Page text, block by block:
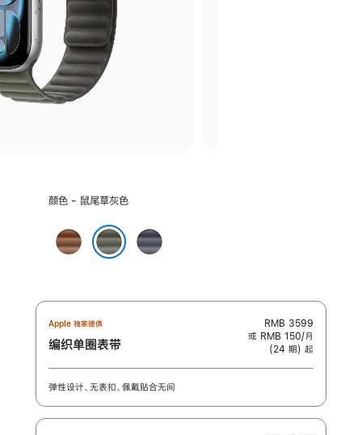
选
色:
颜色 - 鼠尾草灰色
焦
糖
海
军
Apple 独家提供
编织单圈表带
RMB 3599
或 RMB 150/月
(24 期) 起
弹性设计、无表扣、佩戴贴合无间